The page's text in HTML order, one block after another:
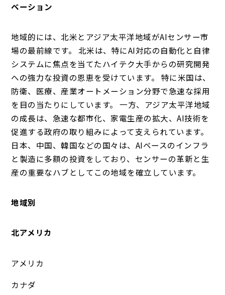
ベーション
地域的には、北米とアジア太平洋地域がAIセンサー市
場の最前線です。 北米は、特にAI対応の自動化と自律
システムに焦点を当てたハイテク大手からの研究開発
への強力な投資の恩恵を受けています。 特に米国は、
防衛、医療、産業オートメーション分野で急速な採用
を目の当たりにしています。 一方、アジア太平洋地域
の成長は、急速な都市化、家電生産の拡大、AI技術を
促進する政府の取り組みによって支えられています。
日本、中国、韓国などの国々は、AIベースのインフラ
と製造に多額の投資をしており、センサーの革新と生
産の重要なハブとしてこの地域を確立しています。
地域別
北アメリカ
アメリカ
カナダ